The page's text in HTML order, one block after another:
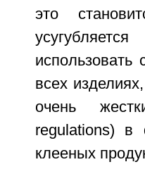
это
всех
очень
regulations) в
клееных